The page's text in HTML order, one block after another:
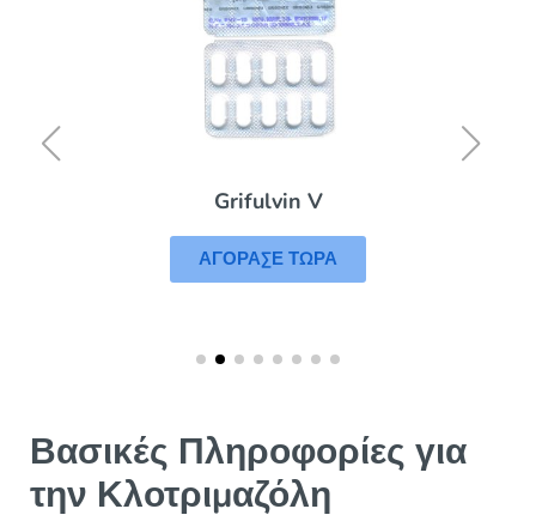
Grifulvin V
ΑΓΟΡΑΣΕ ΤΩΡΑ
Βασικές Πληροφορίες για
την Κλοτριμαζόλη